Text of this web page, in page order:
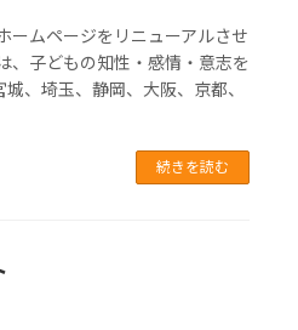
ームページをリニューアルさせ
、子どもの知性・感情・意志を
、埼玉、静岡、大阪、京都、
続きを読む